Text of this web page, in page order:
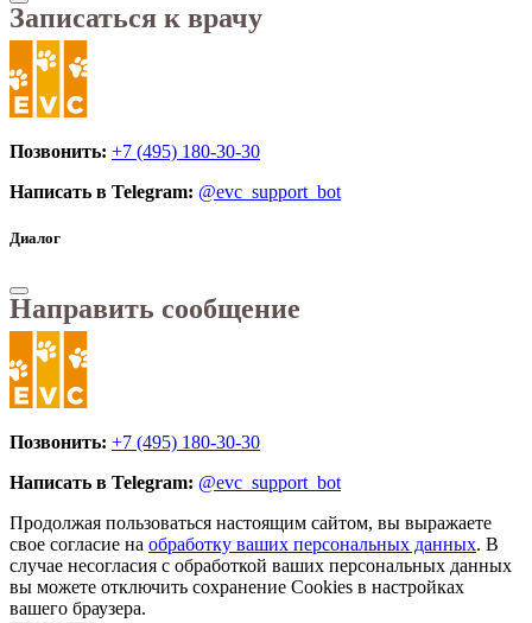
Записаться к врачу
Позвонить: +7 (495) 180-30-30
Написать в Telegram: @evc_support_bot
Диалог
Направить сообщение
Позвонить: +7 (495) 180-30-30
Написать в Telegram: @evc_support_bot
Продолжая пользоваться настоящим сайтом, вы выражаете
свое согласие на обработку ваших персональных данных. В
случае несогласия с обработкой ваших персональных данных
вы можете отключить сохранение Cookies в настройках
вашего браузера.